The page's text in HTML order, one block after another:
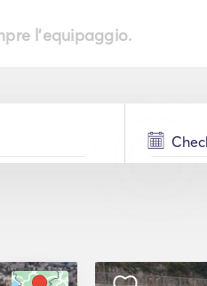
l'equipaggio.